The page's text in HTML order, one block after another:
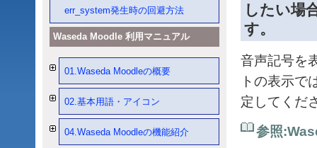
したい場
す。
音声記号を
トの表示で
定してくだ
参照
err_system発生時の回避方法
Waseda Moodle 利用マニュアル
01.Waseda Moodleの概要
02.基本用語・アイコン
04.Waseda Moodleの機能紹介